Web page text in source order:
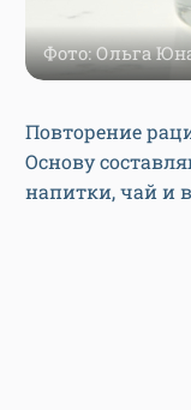
Фото: Ольга
Повторение
Основу
напитки, чай и